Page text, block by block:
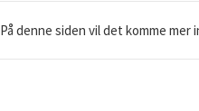
På denne siden vil det komme